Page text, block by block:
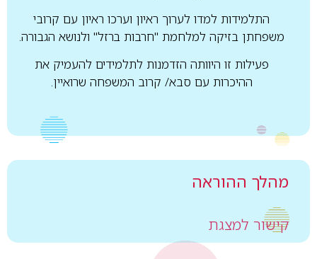
התלמידות למדו לערוך ראיון וערכו ראיון עם קרובי
משפחתן בזיקה למלחמת "חרבות ברזל" ולנושא הגבורה.
פעילות זו היוותה הזדמנות לתלמידים להעמיק את
ההיכרות עם סבא/ קרוב המשפחה שרואיין.
מהלך ההוראה
קישור למצגת